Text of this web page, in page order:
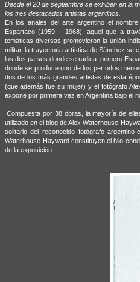
Desde el 20 de septiembre se exhiben en la
los tres destacados artistas argentinos.
En los anales del arte argentino el
Espartaco (1959 – 1968), aquel que a
temáticas diversas promovieron la unión
militar, la trayectoria artística de Sánchez se
los dos países donde se radica: primero
donde se produce uno de los períodos
dos de los más grandes artistas de esta
(que además fue su mujer) y el fotógrafo
expone por primera vez en Argentina bajo el
Compuesta por 38 obras, la mayoría de
utilizado en el blog de Alex Waterhouse-
solitario del reconocido fotógrafo
Waterhouse-Hayward constituyen el hilo
de la exposición.